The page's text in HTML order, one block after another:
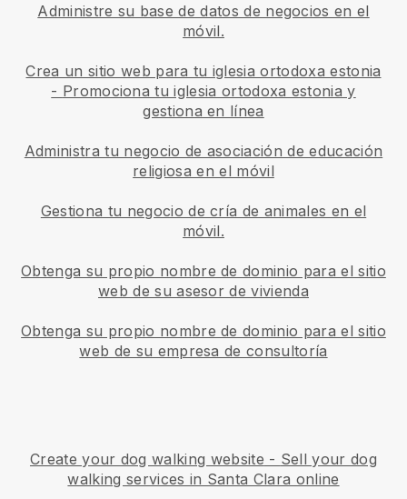
Administre su base de datos de negocios en el
móvil.
Crea un sitio web para tu iglesia ortodoxa estonia
- Promociona tu iglesia ortodoxa estonia y
gestiona en línea
Administra tu negocio de asociación de educación
religiosa en el móvil
Gestiona tu negocio de cría de animales en el
móvil.
Obtenga su propio nombre de dominio para el sitio
web de su asesor de vivienda
Obtenga su propio nombre de dominio para el sitio
web de su empresa de consultoría
Create your dog walking website - Sell your dog
walking services in Santa Clara online